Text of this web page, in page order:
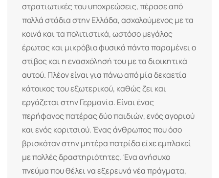
στρατιωτικές του υποχρεώσεις, πέρασε από
πολλά στάδια στην Ελλάδα, ασχολούμενος με τα
κοινά και τα πολιτιστικά, ωστόσο μεγάλος
έρωτας και μικρόβιο φυσικά πάντα παραμένει ο
στίβος και η ενασχόλησή του με τα διοικητικά
αυτού. Πλέον είναι για πάνω από μία δεκαετία
κάτοικος του εξωτερικού, καθώς ζει και
εργάζεται στην Γερμανία. Είναι ένας
περήφανος πατέρας δύο παιδιών, ενός αγοριού
και ενός κοριτσιού. Ένας άνθρωπος που όσο
βρισκόταν στην μητέρα πατρίδα είχε εμπλακεί
με πολλές δραστηριότητες. Ένα ανήσυχο
πνεύμα που θέλει να εξερευνά νέα πράγματα,